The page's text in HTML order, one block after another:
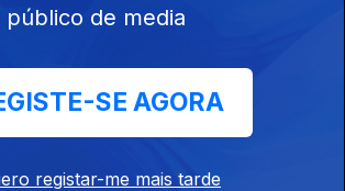
e abertura
de media
SE AGORA
registar-me mais tarde